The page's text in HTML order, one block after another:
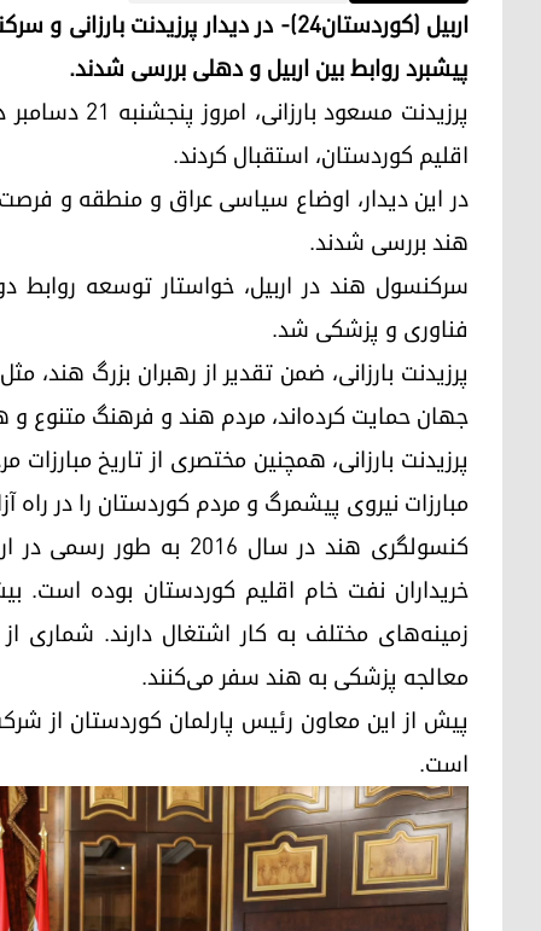
اربیل (کوردستان٢٤)- در دیدار
پیشبرد روابط بین اربیل و دهلی بررسی شدند.
پرزیدنت
اقلیم کوردستان، استقبال کردند.
در این دیدار، اوضاع سیاسی عراق و منطقه و
هند بررسی شدند.
سرکنسول هند در اربیل، خواستار توسعه روابط
فناوری و پزشکی شد.
پرزیدنت بارزانی، ضمن تقدیر از رهبران بزرگ
جهان حمایت کرده‌اند، مردم هند و فرهنگ متنوع و
پرزیدنت بارزانی، همچنین مختصری از تاریخ
مبارزات نیروی پیشمرگ و مردم کوردستان را در راه
کنسولگری هند در سال
زمینه‌های مختلف به کار اشتغال دارند. شماری
معالجه پزشکی به هند سفر می‌کنند.
پیش از این معاون رئیس پارلمان کوردستان از
است.